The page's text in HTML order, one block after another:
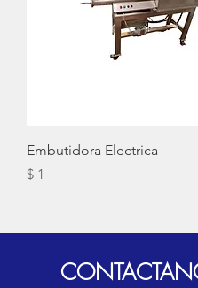
Embutidora Electrica
Precio
$ 1